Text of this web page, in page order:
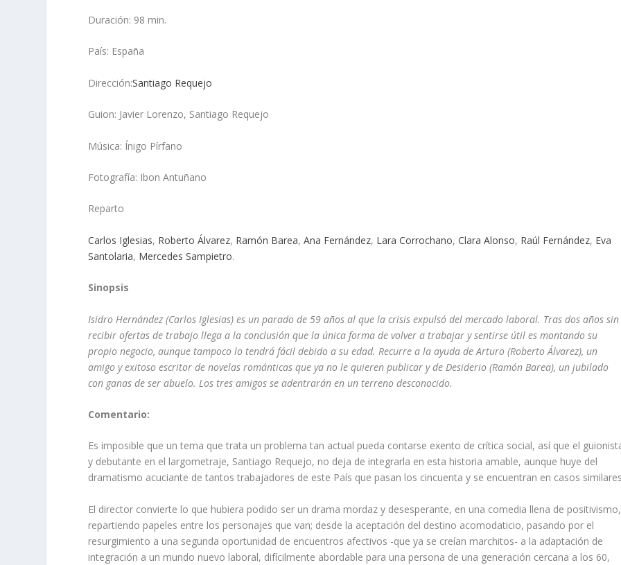
Duración: 98 min.
País: España
Dirección:Santiago Requejo
Guion: Javier Lorenzo, Santiago Requejo
Música: Ínigo Pírfano
Fotografía: Ibon Antuñano
Reparto
Carlos Iglesias, Roberto Álvarez, Ramón Barea,Ana Fernández, Lara Corrochano,Clara Alonso, Raúl Fernández, Eva
Santolaria, Mercedes Sampietro.
Sinopsis
Isidro Hernández (Carlos Iglesias) es un parado de 59 años al que la crisis expulsó del mercado laboral. Tras dos años sin
recibir ofertas de trabajo llega a la conclusión que la única forma de volver a trabajar y sentirse útil es montando su
propio negocio, aunque tampoco lo tendrá fácil debido a su edad. Recurre a la ayuda de Arturo (Roberto Álvarez), un
amigo y exitoso escritor de novelas románticas que ya no le quieren publicar y de Desiderio (Ramón Barea), un jubilado
con ganas de ser abuelo. Los tres amigos se adentrarán en un terreno desconocido.
Comentario:
Es imposible que un tema que trata un problema tan actual pueda contarse exento de crítica social, así que el
y debutante en el largometraje, Santiago Requejo, no deja de integrarla en esta historia amable, aunque huye del
dramatismo acuciante de tantos trabajadores de este País que pasan los cincuenta y se encuentran en casos
El director convierte lo que hubiera podido ser un drama mordaz y desesperante, en una comedia llena de positivismo,
repartiendo papeles entre los personajes que van; desde la aceptación del destino acomodaticio, pasando por el
resurgimiento a una segunda oportunidad de encuentros afectivos -que ya se creían marchitos- a la adaptación de
integración a un mundo nuevo laboral, difícilmente abordable para una persona de una generación cercana a los 60,